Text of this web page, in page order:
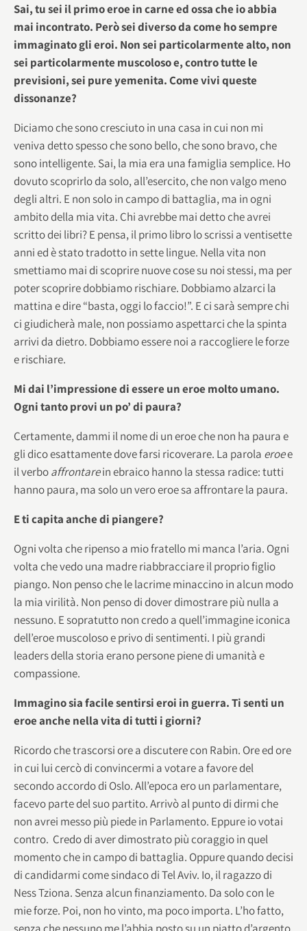
Sai, tu sei il primo eroe in carne ed ossa che io abbia
mai incontrato. Però sei diverso da come ho sempre
immaginato gli eroi. Non sei particolarmente alto, non
sei particolarmente muscoloso e, contro tutte le
previsioni, sei pure yemenita. Come vivi queste
dissonanze?
Diciamo che sono cresciuto in una casa in cui non mi
veniva detto spesso che sono bello, che sono bravo, che
sono intelligente. Sai, la mia era una famiglia semplice. Ho
dovuto scoprirlo da solo, all’esercito, che non valgo meno
degli altri. E non solo in campo di battaglia, ma in ogni
ambito della mia vita. Chi avrebbe mai detto che avrei
scritto dei libri? E pensa, il primo libro lo scrissi a ventisette
anni ed è stato tradotto in sette lingue. Nella vita non
smettiamo mai di scoprire nuove cose su noi stessi, ma per
poter scoprire dobbiamo rischiare. Dobbiamo alzarci la
mattina e dire “basta, oggi lo faccio!”. E ci sarà sempre chi
ci giudicherà male, non possiamo aspettarci che la spinta
arrivi da dietro. Dobbiamo essere noi a raccogliere le forze
e rischiare.
Mi dai l’impressione di essere un eroe molto umano.
Ogni tanto provi un po’ di paura?
Certamente, dammi il nome di un eroe che non ha paura e
gli dico esattamente dove farsi ricoverare. La parola eroee
il verboaffrontarein ebraico hanno la stessa radice: tutti
hanno paura, ma solo un vero eroe sa affrontare la paura.
E ti capita anche di piangere?
Ogni volta che ripenso a mio fratello mi manca l’aria. Ogni
volta che vedo una madre riabbracciare il proprio figlio
piango. Non penso che le lacrime minaccino in alcun modo
la mia virilità. Non penso di dover dimostrare più nulla a
nessuno. E sopratutto non credo a quell’immagine iconica
dell’eroe muscoloso e privo di sentimenti. I più grandi
leaders della storia erano persone piene di umanità e
compassione.
Immagino sia facile sentirsi eroi in guerra. Ti senti un
eroe anche nella vita di tutti i giorni?
Ricordo che trascorsi ore a discutere con Rabin. Ore ed ore
in cui lui cercò di convincermi a votare a favore del
secondo accordo di Oslo. All’epoca ero un parlamentare,
facevo parte del suo partito. Arrivò al punto di dirmi che
non avrei messo più piede in Parlamento. Eppure io votai
contro. Credo di aver dimostrato più coraggio in quel
momento che in campo di battaglia. Oppure quando decisi
di candidarmi come sindaco di Tel Aviv. Io, il ragazzo di
Ness Tziona. Senza alcun finanziamento. Da solo con le
mie forze. Poi, non ho vinto, ma poco importa. L’ho fatto,
senza che nessuno me l’abbia posto su un piatto d’argento.